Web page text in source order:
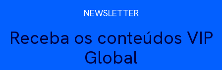
NEWSLETTER
Receba os conteúdos VIP
Global